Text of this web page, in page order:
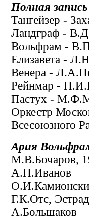
Полная запись
Тангейзер -
Ландграф -
Вольфрам -
Елизавета -
Венера -
Рейнмар -
Пастух -
Оркестр
Всесоюзного
Ария
М.В.Бочаров,
А.П.Иванов
Г.К.Отс,
А.Большаков